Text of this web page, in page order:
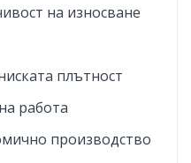
на износване
плътност
работа
производство